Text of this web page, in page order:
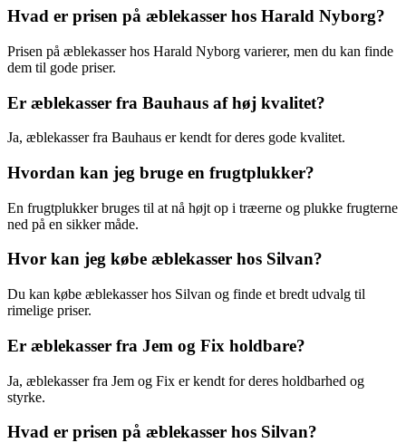
Hvad er prisen på æblekasser hos Harald Nyborg?
Prisen på æblekasser hos Harald Nyborg varierer, men du kan finde
dem til gode priser.
Er æblekasser fra Bauhaus af høj kvalitet?
Ja, æblekasser fra Bauhaus er kendt for deres gode kvalitet.
Hvordan kan jeg bruge en frugtplukker?
En frugtplukker bruges til at nå højt op i træerne og plukke frugterne
ned på en sikker måde.
Hvor kan jeg købe æblekasser hos Silvan?
Du kan købe æblekasser hos Silvan og finde et bredt udvalg til
rimelige priser.
Er æblekasser fra Jem og Fix holdbare?
Ja, æblekasser fra Jem og Fix er kendt for deres holdbarhed og
styrke.
Hvad er prisen på æblekasser hos Silvan?